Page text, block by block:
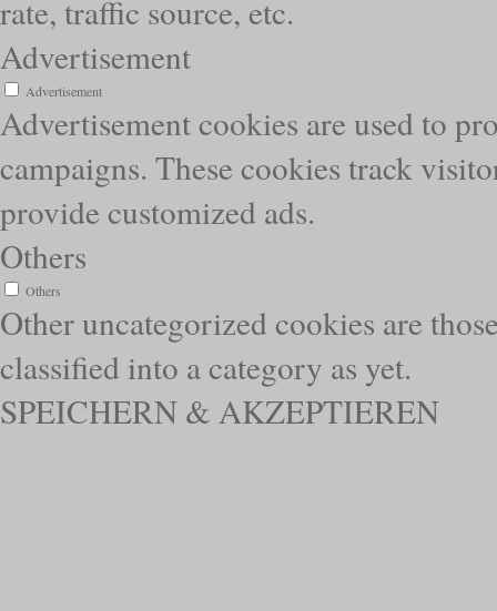
rate, traffic source, etc.
Advertisement
Advertisement
Advertisement cookies are used to
campaigns. These cookies track
provide customized ads.
Others
Others
Other uncategorized cookies are
classified into a category as yet.
SPEICHERN & AKZEPTIEREN